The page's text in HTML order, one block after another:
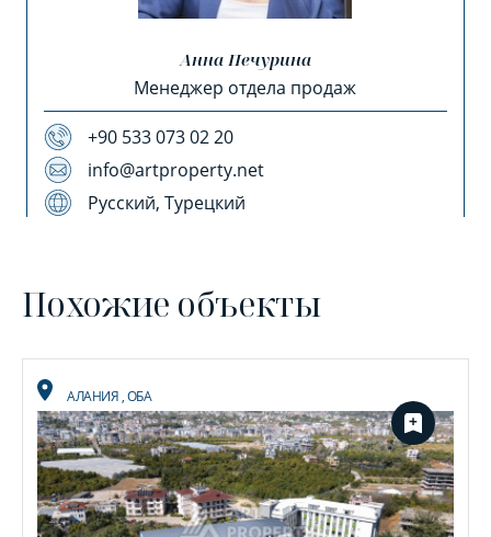
Анна Печурина
Менеджер отдела продаж
+90 533 073 02 20
info@artproperty.net
Русский, Турецкий
Похожие объекты
АЛАНИЯ,ОБА